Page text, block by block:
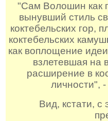
"Сам Волошин как
вынувший стиль
коктебельских гор,
коктебельских
как воплощение
взлетевшая на
расширение в
личности",
Вид, кстати, с